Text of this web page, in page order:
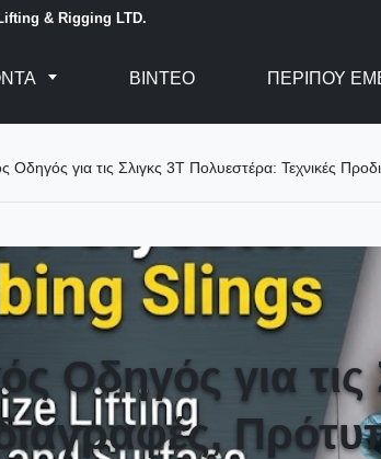
& Rigging LTD.
ΒΊΝΤΕΟ ΠΕΡΊΠΟΥ
Οδηγός για τις Σλιγκς 3T Πολυεστέρα: Τεχνικές
Οδηγός για